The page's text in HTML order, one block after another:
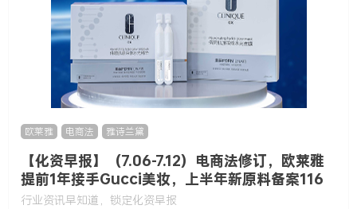
欧莱雅 电商法 雅诗兰黛
【化资早报】（7.06-7.12）电商法修订，欧莱雅
提前1年接手Gucci美妆，上半年新原料备案116
款……
行业资讯早知道，锁定化资早报